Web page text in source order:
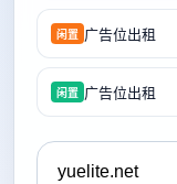
闲置 广告位出租
闲置 广告位出租